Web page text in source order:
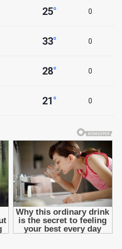
25° 0
33° 0
28° 0
21° 0